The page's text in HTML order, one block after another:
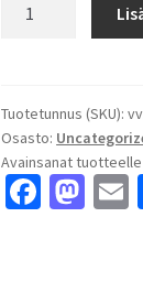
7.0x17"
4x108
ET35
keskireikä:63.4
Tuotetunnus (SKU):
Osasto:
Avainsanat tuotteelle
Fa M